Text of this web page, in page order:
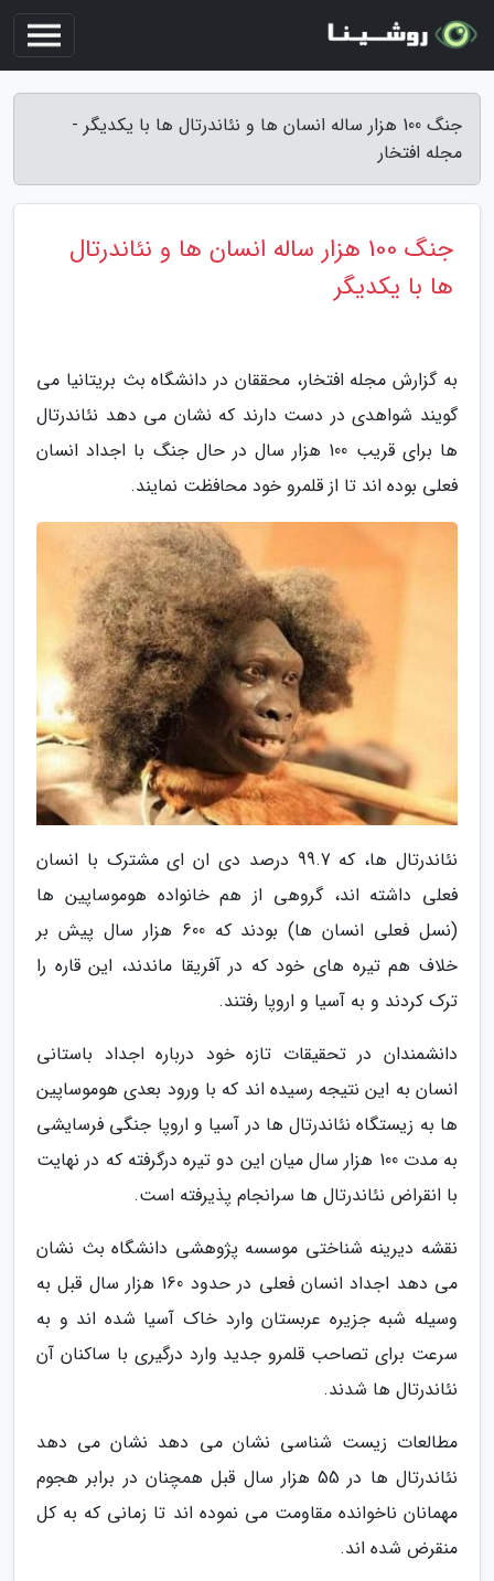
جنگ 100 هزار ساله انسان ها و نئاندرتال ها با یکدیگر -
مجله افتخار
جنگ 100 هزار ساله انسان ها و نئاندرتال
ها با یکدیگر
به گزارش مجله افتخار، محققان در دانشگاه بث بریتانیا می
گویند شواهدی در دست دارند که نشان می دهد نئاندرتال
ها برای قریب 100 هزار سال در حال جنگ با اجداد انسان
فعلی بوده اند تا از قلمرو خود محافظت نمایند.
نئاندرتال ها، که 99.7 درصد دی ان ای مشترک با انسان
فعلی داشته اند، گروهی از هم خانواده هوموساپین ها
(نسل فعلی انسان ها) بودند که 600 هزار سال پیش بر
خلاف هم تیره های خود که در آفریقا ماندند، این قاره را
ترک کردند و به آسیا و اروپا رفتند.
دانشمندان در تحقیقات تازه خود درباره اجداد باستانی
انسان به این نتیجه رسیده اند که با ورود بعدی هوموساپین
ها به زیستگاه نئاندرتال ها در آسیا و اروپا جنگی فرسایشی
به مدت 100 هزار سال میان این دو تیره درگرفته که در نهایت
با انقراض نئاندرتال ها سرانجام پذیرفته است.
نقشه دیرینه شناختی موسسه پژوهشی دانشگاه بث نشان
می دهد اجداد انسان فعلی در حدود 160 هزار سال قبل به
وسیله شبه جزیره عربستان وارد خاک آسیا شده اند و به
سرعت برای تصاحب قلمرو جدید وارد درگیری با ساکنان آن
نئاندرتال ها شدند.
مطالعات زیست شناسی نشان می دهد نشان می دهد
نئاندرتال ها در 55 هزار سال قبل همچنان در برابر هجوم
مهمانان ناخوانده مقاومت می نموده اند تا زمانی که به کل
منقرض شده اند.